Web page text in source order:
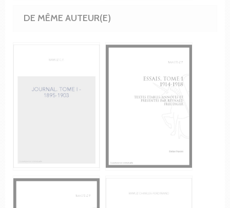
DE MÊME AUTEUR(E)